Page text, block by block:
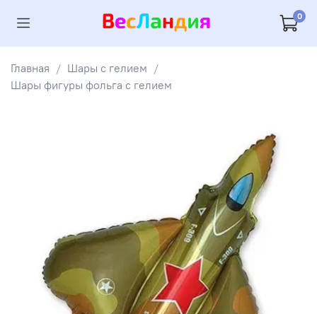
0
Главная
Шары с гелием
Шары фигуры фольга с гелием